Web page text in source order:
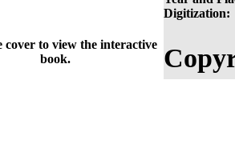
Digitization:
cover to view the interactive
book.